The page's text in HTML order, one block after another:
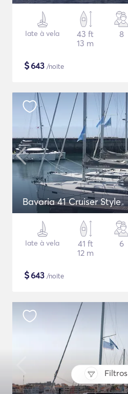
Filtros
Iate à vela
43 ft
13 m
8
$643 /noite
Bavaria 41 Cruiser Style
Iate à vela
41 ft
12 m
6
$643 /noite